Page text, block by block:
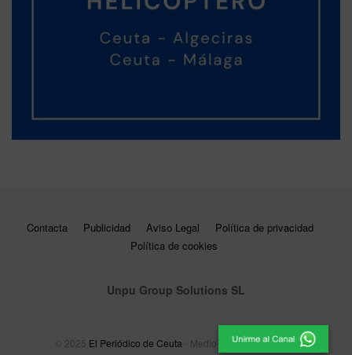
Contacta Publicidad Aviso Legal
Política de privacidad
Política de cookies
Unpu Group Solutions SL
© 2025 El Periódico de Ceuta - Medio de Comunicación